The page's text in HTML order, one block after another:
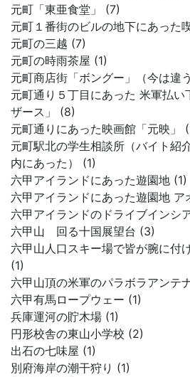
元町「東亜食堂」 (7)
元町１番街のビルの地下にあった
元町の三越 (7)
元町の時雨茶屋 (1)
元町商店街「ボングー」（今は違
元町通り５丁目にあった 米軍払い
ザース」 (8)
元町通りにあった映画館「元映」
元町駅北の学生相談所（バイト紹
内にあった） (1)
六甲アイランドにあった遊園地 (1)
六甲アイランドにあった遊園地 ア
六甲アイランドのドライブインシ
六甲山 回る十国展望台 (3)
六甲山人口スキー場で皆が腕に付
(1)
六甲山頂の米軍のパラボラアンテ
六甲有馬ロープウェー (1)
兵庫運河の貯木場 (1)
円形校舎の東山小学校 (2)
出石の七味屋 (1)
別府海岸の潮干狩り (1)